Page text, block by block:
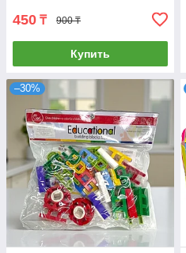
450 ₸ 900 ₸
Купить
–30%